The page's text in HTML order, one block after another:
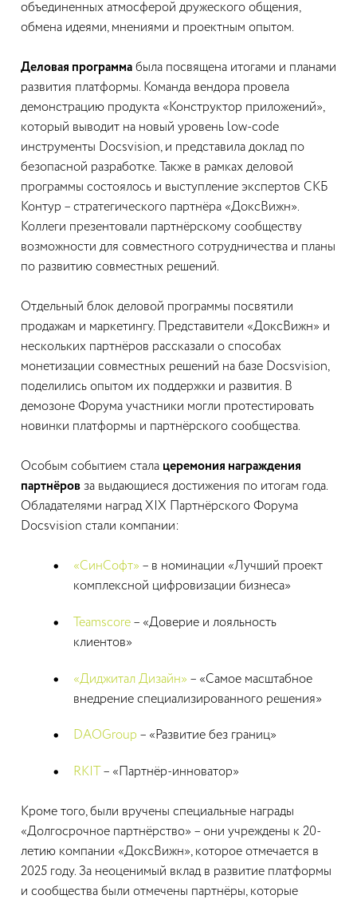
объединенных атмосферой дружеского общения,
обмена идеями, мнениями и проектным опытом.
Деловая программа была посвящена итогами и планами
развития платформы. Команда вендора провела
демонстрацию продукта «Конструктор приложений»,
который выводит на новый уровень low-code
инструменты Docsvision, и представила доклад по
безопасной разработке. Также в рамках деловой
программы состоялось и выступление экспертов СКБ
Контур – стратегического партнёра «ДоксВижн».
Коллеги презентовали партнёрскому сообществу
возможности для совместного сотрудничества и планы
по развитию совместных решений.
Отдельный блок деловой программы посвятили
продажам и маркетингу. Представители «ДоксВижн» и
нескольких партнёров рассказали о способах
монетизации совместных решений на базе Docsvision,
поделились опытом их поддержки и развития. В
демозоне Форума участники могли протестировать
новинки платформы и партнёрского сообщества.
Особым событием стала церемония награждения
партнёров за выдающиеся достижения по итогам года.
Обладателями наград XIX Партнёрского Форума
Docsvision стали компании:
«СинСофт» – в номинации «Лучший проект
комплексной цифровизации бизнеса»
Teamscore – «Доверие и лояльность
клиентов»
«Диджитал Дизайн» – «Самое масштабное
внедрение специализированного решения»
DAOGroup – «Развитие без границ»
RKIT – «Партнёр-инноватор»
Кроме того, были вручены специальные награды
«Долгосрочное партнёрство» – они учреждены к 20-
летию компании «ДоксВижн», которое отмечается в
2025 году. За неоценимый вклад в развитие платформы
и сообщества были отмечены партнёры, которые